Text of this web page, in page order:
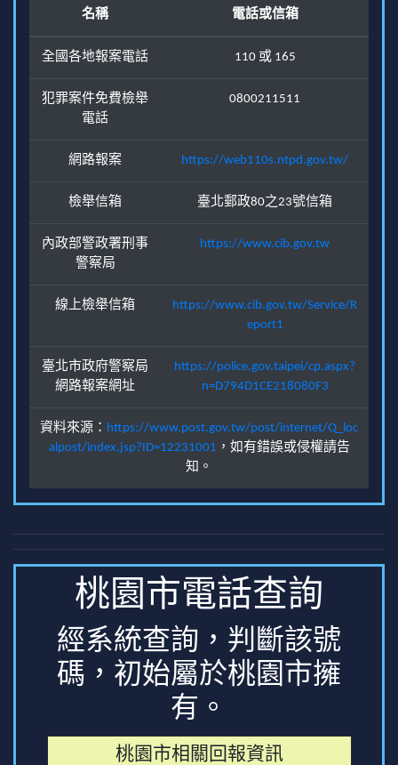
名稱 電話或信箱
全國各地報案電話 110 或 165
犯罪案件免費檢舉
電話
0800211511
網路報案 https://web110s.ntpd.gov.tw/
檢舉信箱 臺北郵政80之23號信箱
內政部警政署刑事
警察局
https://www.cib.gov.tw
線上檢舉信箱
https://www.cib.gov.tw/Service/R
eport1
臺北市政府警察局
網路報案網址
https://police.gov.taipei/cp.aspx?
n=D794D1CE218080F3
資料來源： https://www.post.gov.tw/post/internet/Q_loc
alpost/index.jsp?ID=12231001 ，如有錯誤或侵權請告
知。
桃園市電話查詢
經系統查詢，判斷該號
碼，初始屬於桃園市擁
有。
桃園市相關回報資訊